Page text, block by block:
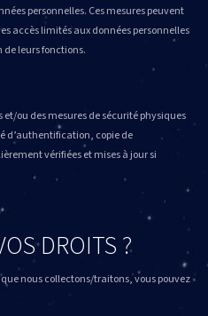
personnelles. Ces mesures peuvent
accès limités aux données personnelles
de leurs fonctions.
ou des mesures de sécurité physiques
d’authentification, copie de
vérifiées et mises à jour si
DROITS ?
nous collectons/traitons, vous pouvez